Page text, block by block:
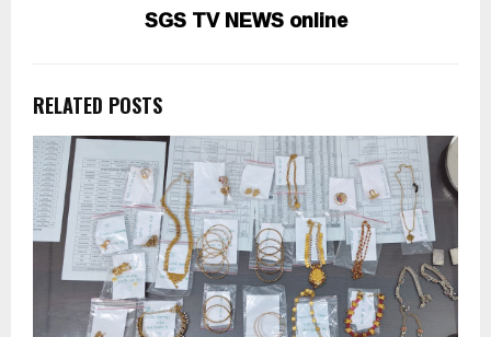
SGS TV NEWS online
RELATED POSTS